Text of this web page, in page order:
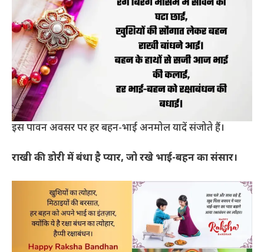
इस पावन अवसर पर हर बहन-भाई अनमोल यादें संजोते हैं।
राखी की डोरी में बंधा है प्यार, जो रखे भाई-बहन का संसार।